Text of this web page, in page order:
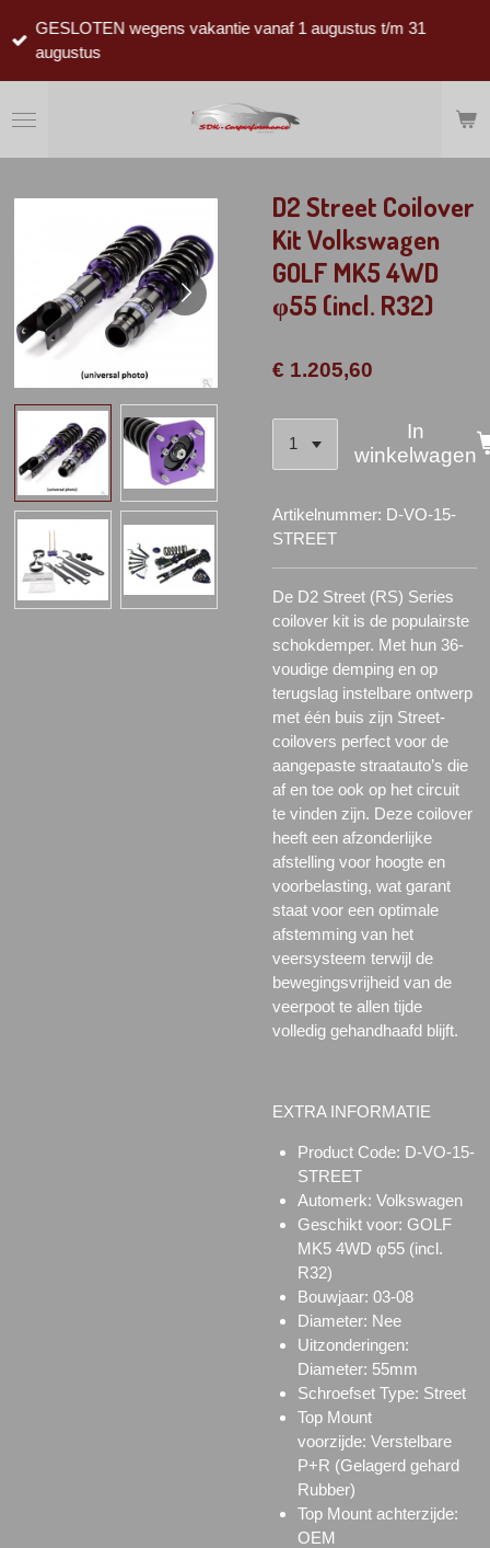
direct
hoofdinhoud
GESLOTEN wegens vakantie vanaf 1 augustus t/m 31
augustus
D2 Street Coilover
Kit Volkswagen
GOLF MK5 4WD
φ55 (incl. R32)
€ 1.205,60
In
winkelwagen
Artikelnummer: D-VO-15-
STREET
De D2 Street (RS) Series
coilover kit is de populairste
schokdemper. Met hun 36-
voudige demping en op
terugslag instelbare ontwerp
met één buis zijn Street-
coilovers perfect voor de
aangepaste straatauto’s die
af en toe ook op het circuit
te vinden zijn. Deze coilover
heeft een afzonderlijke
afstelling voor hoogte en
voorbelasting, wat garant
staat voor een optimale
afstemming van het
veersysteem terwijl de
bewegingsvrijheid van de
veerpoot te allen tijde
volledig gehandhaafd blijft.
EXTRA INFORMATIE
Product Code: D-VO-15-
STREET
Automerk: Volkswagen
Geschikt voor: GOLF
MK5 4WD φ55 (incl.
R32)
Bouwjaar: 03-08
Diameter: Nee
Uitzonderingen:
Diameter: 55mm
Schroefset Type: Street
Top Mount
voorzijde: Verstelbare
P+R (Gelagerd gehard
Rubber)
Top Mount achterzijde:
OEM